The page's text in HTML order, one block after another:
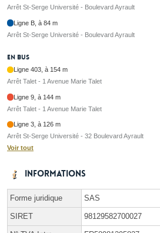
Arrêt St-Serge Université - Boulevard Ayrault
Ligne B, à 84 m
Arrêt St-Serge Université - Boulevard Ayrault
En bus
Ligne 403, à 154 m
Arrêt Talet - 1 Avenue Marie Talet
Ligne 9, à 144 m
Arrêt Talet - 1 Avenue Marie Talet
Ligne 3, à 126 m
Arrêt St-Serge Université - 32 Boulevard Ayrault
Voir tout
Informations
Forme juridique SAS
SIRET 98129582700027